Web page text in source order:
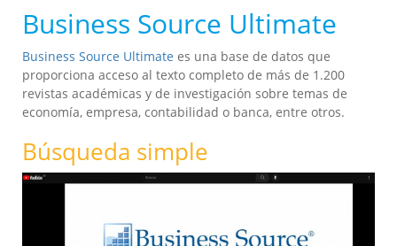
Business Source Ultimate
Business Source Ultimate es una base de datos que
proporciona acceso al texto completo de más de 1.200
revistas académicas y de investigación sobre temas de
economía, empresa, contabilidad o banca, entre otros.
Búsqueda simple